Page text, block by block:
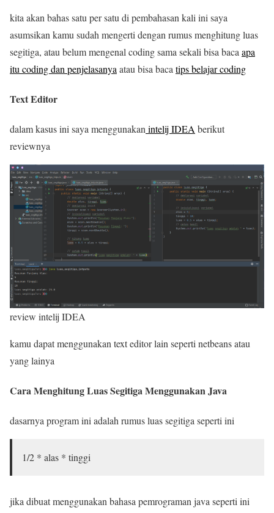
kita akan bahas satu per satu di pembahasan kali ini saya
asumsikan kamu sudah mengerti dengan rumus menghitung luas
segitiga, atau belum mengenal coding sama sekali bisa baca apa
itu coding dan penjelasanya atau bisa baca tips belajar coding
Text Editor
dalam kasus ini saya menggunakanintelij IDEAberikut
reviewnya
review intelij IDEA
kamu dapat menggunakan text editor lain seperti netbeans atau
yang lainya
Cara Menghitung Luas Segitiga Menggunakan Java
dasarnya program ini adalah rumus luas segitiga seperti ini
1/2 * alas * tinggi
jika dibuat menggunakan bahasa pemrograman java seperti ini